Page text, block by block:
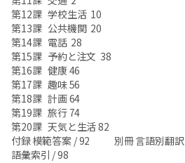
第12課 学校生活 10
第13課 公共機関 20
第14課 電話 28
第15課 予約と注文 38
第16課 健康 46
第17課 趣味 56
第18課 計画 64
第19課 旅行 74
第20課 天気と生活 82
付録 模範答案 / 92 別冊 言語別翻訳
語彙索引 / 98